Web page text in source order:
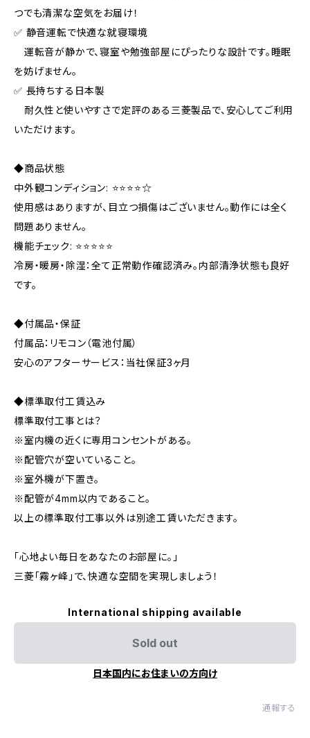
つでも清潔な空気をお届け！
✅ 静音運転で快適な就寝環境
運転音が静かで、寝室や勉強部屋にぴったりな設計です。睡眠
を妨げません。
✅ 長持ちする日本製
耐久性と使いやすさで定評のある三菱製品で、安心してご利用
いただけます。
◆商品状態
中外観コンディション: ⭐⭐⭐⭐☆
使用感はありますが、目立つ損傷はございません。動作には全く
問題ありません。
機能チェック: ⭐⭐⭐⭐⭐
冷房・暖房・除湿：全て正常動作確認済み。内部清浄状態も良好
です。
◆付属品・保証
付属品：リモコン（電池付属）
安心のアフターサービス：当社保証3ヶ月
◆標準取付工賃込み
標準取付工事とは？
※室内機の近くに専用コンセントがある。
※配管穴が空いていること。
※室外機が下置き。
※配管が4mm以内であること。
以上の標準取付工事以外は別途工賃いただきます。
「心地よい毎日をあなたのお部屋に。」
三菱「霧ヶ峰」で、快適な空間を実現しましょう！
International shipping available
Sold out
日本国内にお住まいの方向け
通報する